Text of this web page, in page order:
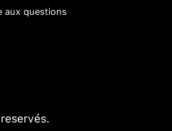
aux questions